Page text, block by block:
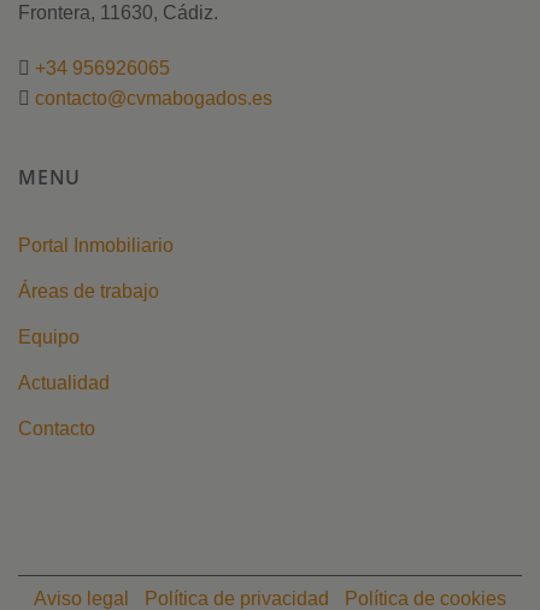
Frontera, 11630, Cádiz.
+34 956926065
contacto@cvmabogados.es
MENU
Portal Inmobiliario
Áreas de trabajo
Equipo
Actualidad
Contacto
Aviso legal Política de privacidad Política de cookies